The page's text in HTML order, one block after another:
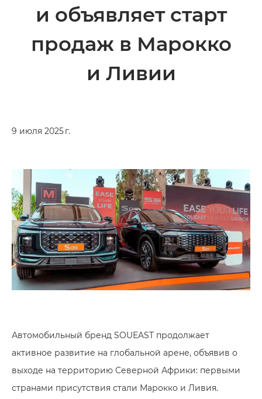
и объявляет старт
продаж в Марокко
и Ливии
9 июля 2025 г.
Автомобильный бренд SOUEAST продолжает
активное развитие на глобальной арене, объявив о
выходе на территорию Северной Африки: первыми
странами присутствия стали Марокко и Ливия.